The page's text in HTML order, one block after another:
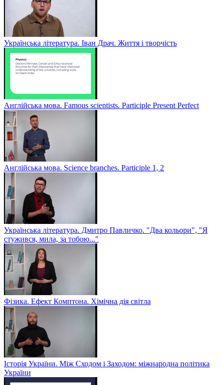
Українська література. Іван Драч. Життя і творчість
Англійська мова. Famous scientists. Participle Present Perfect
Англійська мова. Sсience branches. Participle 1, 2
Українська література. Дмитро Павличко. "Два кольори", "Я
стужився, мила, за тобою..."
Фізика. Ефект Комптона. Хімічна дія світла
Історія України. Між Сходом і Заходом: міжнародна політика
України